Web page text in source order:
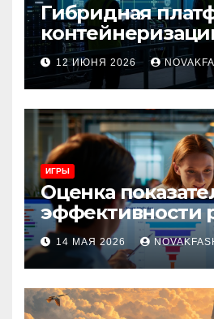
Гибридная
архитектура,
и сценарии
12 ИЮНЯ 2026
ИГРЫ
Оценка
эффективности
при атрибуции
множественных
касания
14 МАЯ 2026